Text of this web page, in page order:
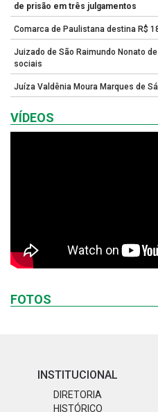
de prisão em três julgamentos
Comarca de Paulistana destina R$
Juizado de São Raimundo Nonato
sociais
Juíza Valdênia Moura Marques de
VÍDEOS
FOTOS
INSTITUCIONAL
DIRETORIA
HISTÓRICO